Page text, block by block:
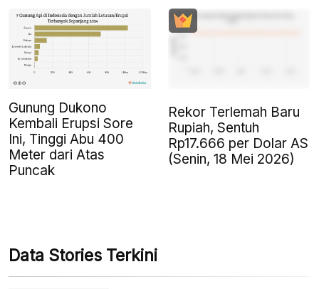
Gunung Dukono
Kembali Erupsi Sore
Ini, Tinggi Abu 400
Meter dari Atas
Puncak
Rekor Terlemah Baru
Rupiah, Sentuh
Rp17.666 per Dolar AS
(Senin, 18 Mei 2026)
Data Stories Terkini